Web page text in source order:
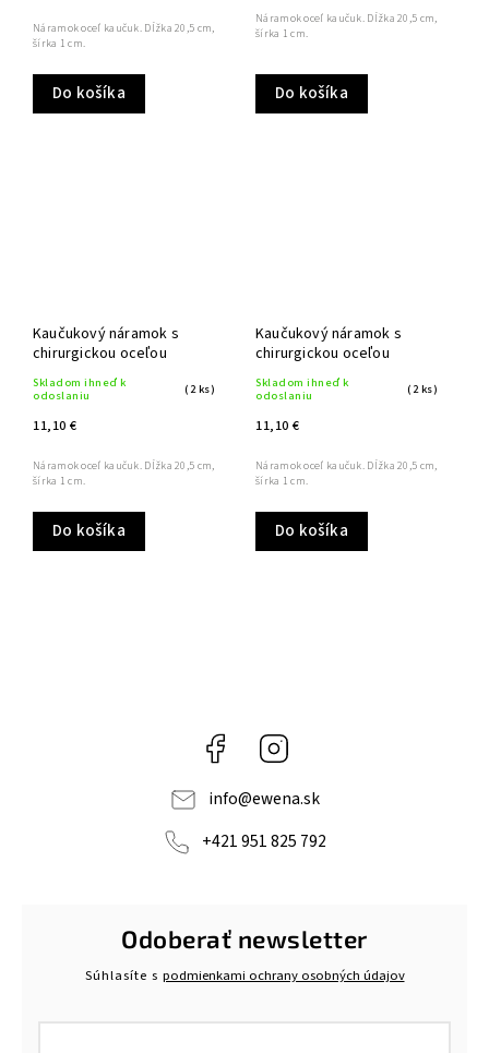
Do košíka
Náramok oceľ kaučuk. Dĺžka 20,5 cm,
šírka 1 cm.
Do košíka
Náramok oceľ kaučuk. Dĺžka 20,5 cm,
šírka 1 cm.
Kaučukový náramok s
chirurgickou oceľou
Skladom ihneď k
odoslaniu
(2 ks)
11,10 €
Do košíka
Náramok oceľ kaučuk. Dĺžka 20,5 cm,
šírka 1 cm.
Kaučukový náramok s
chirurgickou oceľou
Skladom ihneď k
odoslaniu
(2 ks)
11,10 €
Do košíka
Náramok oceľ kaučuk. Dĺžka 20,5 cm,
šírka 1 cm.
Facebook
info@ewena.sk
+421 951 825 792
Odoberať newsletter
Súhlasíte s podmienkami ochrany osobných údajov